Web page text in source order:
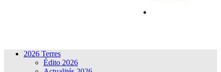
2026 Terres
Édito 2026